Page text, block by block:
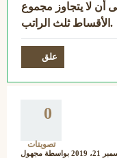
لا يتجاوز مجموع
الأقساط ثلث الراتب.
0
تصويتات
21، 2019 بواسطة مجهول